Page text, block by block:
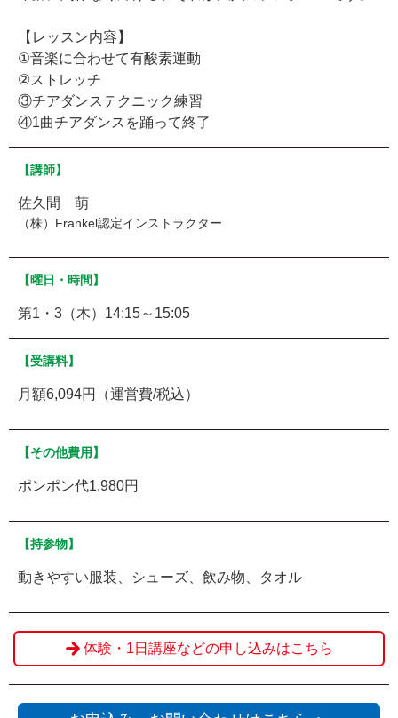
【レッスン内容】
①音楽に合わせて有酸素運動
②ストレッチ
③チアダンステクニック練習
④1曲チアダンスを踊って終了
【講師】
佐久間 萌
（株）Frankel認定インストラクター
【曜日・時間】
第1・3（木）14:15～15:05
【受講料】
月額6,094円（運営費/税込）
【その他費用】
ポンポン代1,980円
【持参物】
動きやすい服装、シューズ、飲み物、タオル
体験・1日講座などの申し込みはこちら